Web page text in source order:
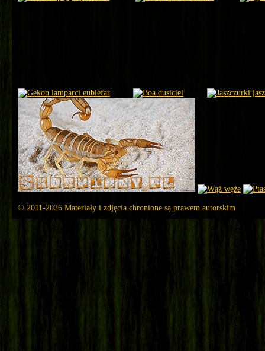
© 2011-2026 Materiały i zdjęcia chronione są prawem autorskim